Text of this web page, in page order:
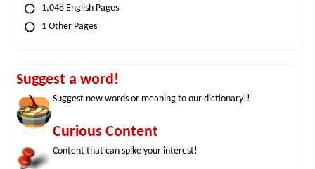
1,048 English Pages
1 Other Pages
Suggest a word!
Suggest new words or meaning to our dictionary!!
Curious Content
Content that can spike your interest!